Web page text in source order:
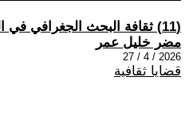
(11) ثقافة البحث الجغرافي في الميزان
مضر خليل عمر
2026 / 4 / 27
قضايا ثقافية